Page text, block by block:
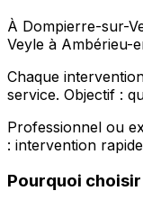
À Dompierre-sur-
Veyle à Ambérieu-
Chaque
service. Objectif :
Professionnel ou
: intervention
Pourquoi choisir